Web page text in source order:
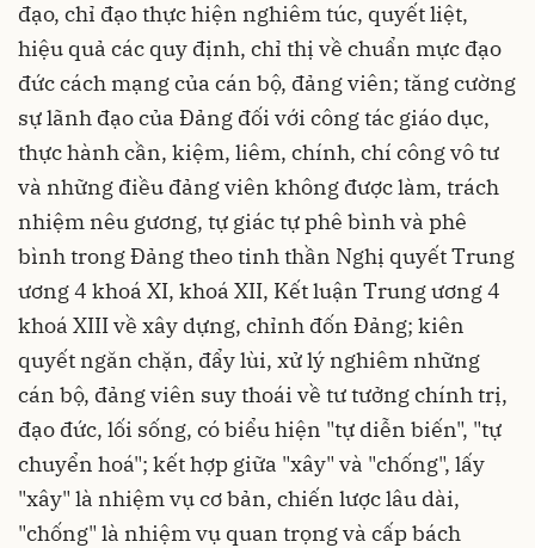
đạo, chỉ đạo thực hiện nghiêm túc, quyết liệt,
hiệu quả các quy định, chỉ thị về chuẩn mực đạo
đức cách mạng của cán bộ, đảng viên; tăng cường
sự lãnh đạo của Đảng đối với công tác giáo dục,
thực hành cần, kiệm, liêm, chính, chí công vô tư
và những điều đảng viên không được làm, trách
nhiệm nêu gương, tự giác tự phê bình và phê
bình trong Đảng theo tinh thần Nghị quyết Trung
ương 4 khoá XI, khoá XII, Kết luận Trung ương 4
khoá XIII về xây dựng, chỉnh đốn Đảng; kiên
quyết ngăn chặn, đẩy lùi, xử lý nghiêm những
cán bộ, đảng viên suy thoái về tư tưởng chính trị,
đạo đức, lối sống, có biểu hiện "tự diễn biến", "tự
chuyển hoá"; kết hợp giữa "xây" và "chống", lấy
"xây" là nhiệm vụ cơ bản, chiến lược lâu dài,
"chống" là nhiệm vụ quan trọng và cấp bách